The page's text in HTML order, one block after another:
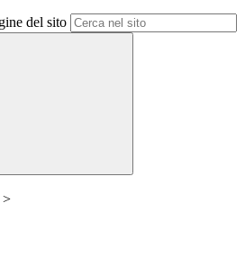
del sito
>